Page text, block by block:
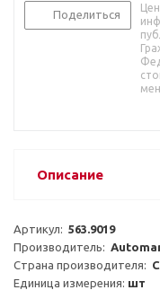
Поделиться
Описание
Артикул: 563.9019
Производитель:
Страна производителя:
Единица измерения: шт